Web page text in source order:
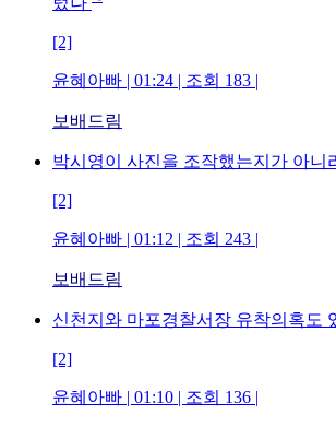
[2]
윤혜아빠 | 01:24 | 조회 183 |
보배드림
박시영이 사진을 조작했는지가 아니
[2]
윤혜아빠 | 01:12 | 조회 243 |
보배드림
신천지와 마포경찰서장 유착의혹도
[2]
윤혜아빠 | 01:10 | 조회 136 |